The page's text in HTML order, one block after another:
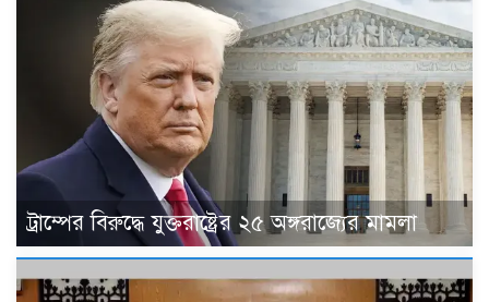
ট্রাম্পের বিরুদ্ধে যুক্তরাষ্ট্রের ২৫ অঙ্গরাজ্যের মামলা